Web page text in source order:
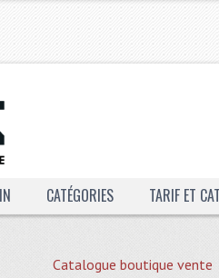
CATÉGORIES TARIF ET
Catalogue boutique vente